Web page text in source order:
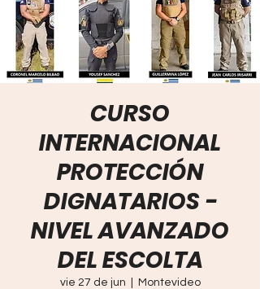
CURSO
INTERNACIONAL
PROTECCIÓN
DIGNATARIOS -
NIVEL AVANZADO
DEL ESCOLTA
vie 27 de jun Montevideo